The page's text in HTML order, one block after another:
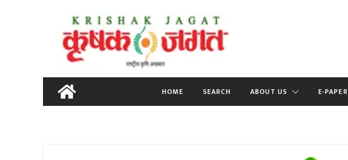
content
HOME SEARCH ABOUT US E-PAPER